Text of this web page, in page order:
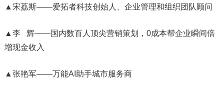
▲宋荔斯——爱拓者科技创始人、企业管理和组织团队顾问
▲李 辉——国内数百人顶尖营销策划，0成本帮企业瞬间倍
增现金收入
▲张艳军——万能AI助手城市服务商